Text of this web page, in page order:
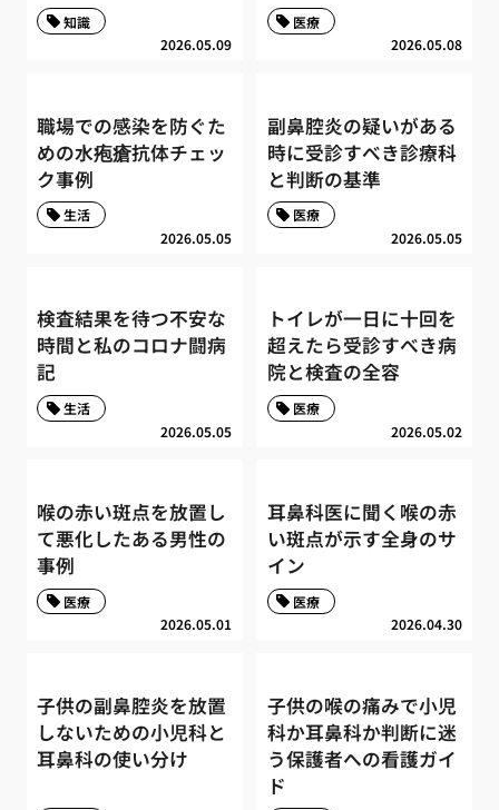
2026.05.09
知識
2026.05.08
医療
職場での感染を防ぐた
めの水疱瘡抗体チェッ
ク事例
2026.05.05
生活
副鼻腔炎の疑いがある
時に受診すべき診療科
と判断の基準
2026.05.05
医療
検査結果を待つ不安な
時間と私のコロナ闘病
記
2026.05.05
生活
トイレが一日に十回を
超えたら受診すべき病
院と検査の全容
2026.05.02
医療
喉の赤い斑点を放置し
て悪化したある男性の
事例
2026.05.01
医療
耳鼻科医に聞く喉の赤
い斑点が示す全身のサ
イン
2026.04.30
医療
子供の副鼻腔炎を放置
しないための小児科と
耳鼻科の使い分け
子供の喉の痛みで小児
科か耳鼻科か判断に迷
う保護者への看護ガイ
ド